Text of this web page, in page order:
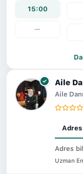
15:00
—
Aile
Aile
Adres
Adres
Uzman